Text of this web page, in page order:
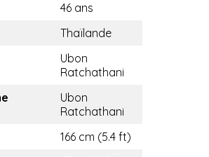
46 ans
Thaïlande
Ubon
Ratchathani
Ubon
Ratchathani
166 cm (5.4 ft)